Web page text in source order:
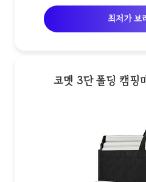
최저가 보
코멧 3단 폴딩 캠핑